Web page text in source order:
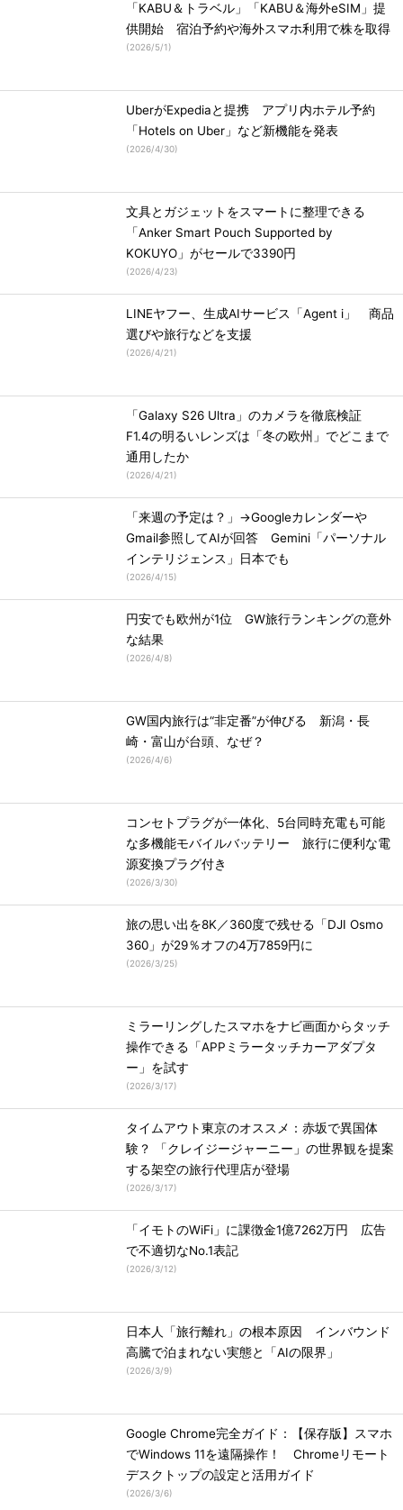
「KABU＆トラベル」「KABU＆海外eSIM」提
供開始 宿泊予約や海外スマホ利用で株を取得
(2026/5/1)
UberがExpediaと提携 アプリ内ホテル予約
「Hotels on Uber」など新機能を発表
(2026/4/30)
文具とガジェットをスマートに整理できる
「Anker Smart Pouch Supported by
KOKUYO」がセールで3390円
(2026/4/23)
LINEヤフー、生成AIサービス「Agent i」 商品
選びや旅行などを支援
(2026/4/21)
「Galaxy S26 Ultra」のカメラを徹底検証
F1.4の明るいレンズは「冬の欧州」でどこまで
通用したか
(2026/4/21)
「来週の予定は？」→Googleカレンダーや
Gmail参照してAIが回答 Gemini「パーソナル
インテリジェンス」日本でも
(2026/4/15)
円安でも欧州が1位 GW旅行ランキングの意外
な結果
(2026/4/8)
GW国内旅行は“非定番”が伸びる 新潟・長
崎・富山が台頭、なぜ？
(2026/4/6)
コンセトプラグが一体化、5台同時充電も可能
な多機能モバイルバッテリー 旅行に便利な電
源変換プラグ付き
(2026/3/30)
旅の思い出を8K／360度で残せる「DJI Osmo
360」が29％オフの4万7859円に
(2026/3/25)
ミラーリングしたスマホをナビ画面からタッチ
操作できる「APPミラータッチカーアダプタ
ー」を試す
(2026/3/17)
タイムアウト東京のオススメ：赤坂で異国体
験？ 「クレイジージャーニー」の世界観を提案
する架空の旅行代理店が登場
(2026/3/17)
「イモトのWiFi」に課徴金1億7262万円 広告
で不適切なNo.1表記
(2026/3/12)
日本人「旅行離れ」の根本原因 インバウンド
高騰で泊まれない実態と「AIの限界」
(2026/3/9)
Google Chrome完全ガイド：【保存版】スマホ
でWindows 11を遠隔操作！ Chromeリモート
デスクトップの設定と活用ガイド
(2026/3/6)